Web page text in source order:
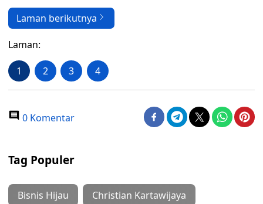
Laman berikutnya
Laman:
1 2 3 4
0 Komentar
Tag Populer
Bisnis Hijau Christian Kartawijaya